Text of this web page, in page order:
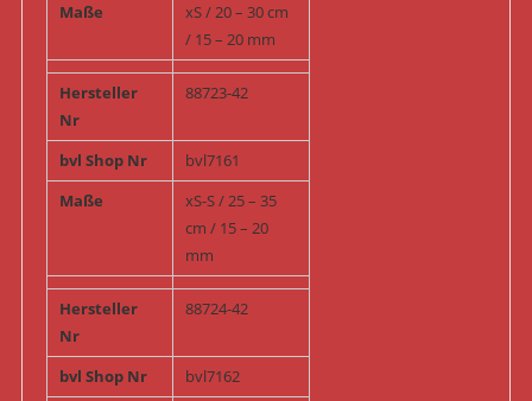
Maße
xS / 20 – 30 cm
/ 15 – 20 mm
Hersteller
Nr
88723-42
bvl Shop Nr
bvl7161
Maße
xS-S / 25 – 35
cm / 15 – 20
mm
Hersteller
Nr
88724-42
bvl Shop Nr
bvl7162